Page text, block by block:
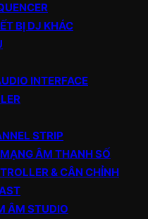
BỊ DJ KHÁC
INTERFACE
STRIP
ÂM THANH SỐ
& CÂN CHỈNH
ÂM STUDIO